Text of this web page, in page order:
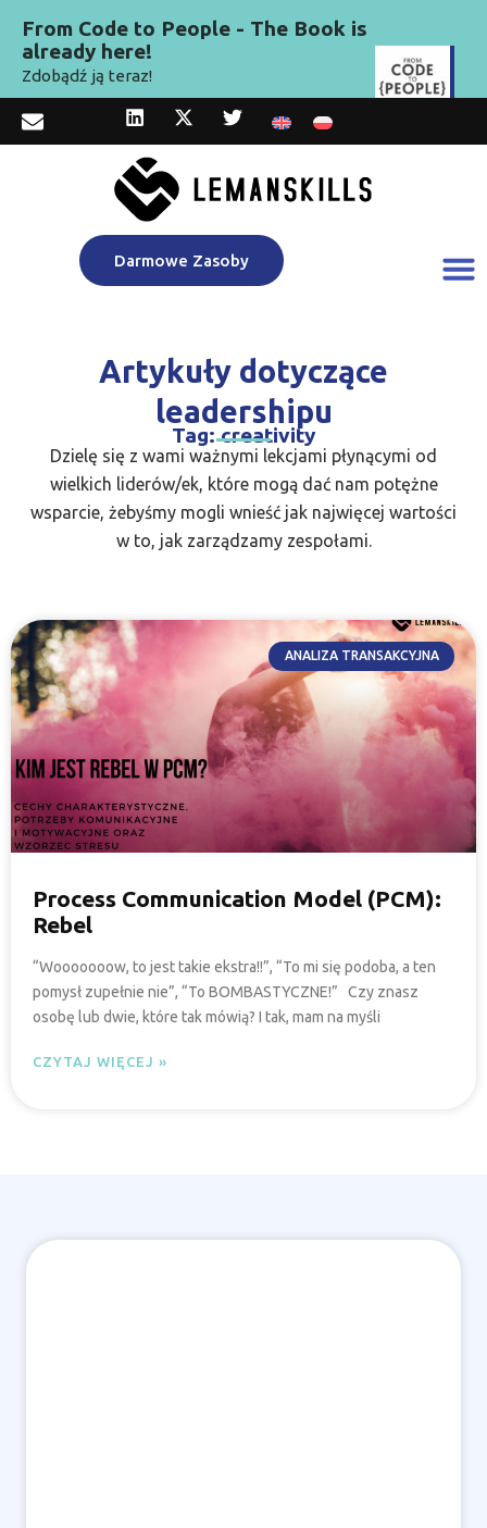
From Code to People - The Book is
already here!
Zdobądź ją teraz!
Darmowe Zasoby
Artykuły dotyczące
leadershipu
Tag: creativity
Dzielę się z wami ważnymi lekcjami płynącymi od
wielkich liderów/ek, które mogą dać nam potężne
wsparcie, żebyśmy mogli wnieść jak najwięcej wartości
w to, jak zarządzamy zespołami.
ANALIZA TRANSAKCYJNA
Process Communication Model (PCM):
Rebel
“Wooooooow, to jest takie ekstra!!”, “To mi się podoba, a ten
pomysł zupełnie nie”, “To BOMBASTYCZNE!” Czy znasz
osobę lub dwie, które tak mówią? I tak, mam na myśli
CZYTAJ WIĘCEJ »